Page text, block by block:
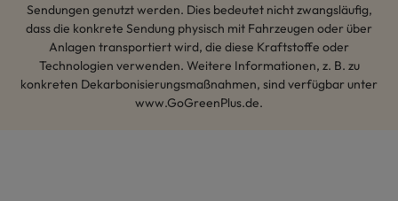
Sendungen genutzt werden. Dies bedeutet nicht zwangsläufig,
dass die konkrete Sendung physisch mit Fahrzeugen oder über
Anlagen transportiert wird, die diese Kraftstoffe oder
Technologien verwenden. Weitere Informationen, z. B. zu
konkreten Dekarbonisierungsmaßnahmen, sind verfügbar unter
www.GoGreenPlus.de.